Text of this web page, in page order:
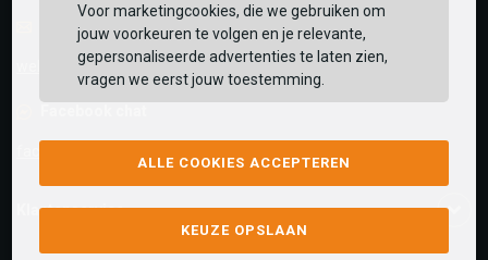
E-mail Antwoord binnen 24 uur
webshop@schuurman-schoenen.nl
Klantenservice
Voor marketingcookies, die we gebruiken om
jouw voorkeuren te volgen en je relevante,
gepersonaliseerde advertenties te laten zien,
vragen we eerst jouw toestemming.
ALLE COOKIES ACCEPTEREN
KEUZE OPSLAAN